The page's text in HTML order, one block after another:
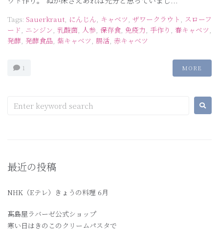
Tags: Sauerkraut にんじん キャベツ ザワークラウト
スローフ
ード ニンジン 乳酸菌 人参 保存食 免疫力 手作り 春キャベツ
発酵 発酵食品 紫キャベツ 腸活 赤キャベツ
1 MORE
最近の投稿
NHK（Eテレ）きょうの料理 6月
髙島屋ラバーゼ公式ショップ
寒い日はきのこのクリームパスタで